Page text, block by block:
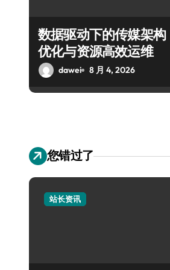
数据驱动下的传媒架构
优化与资源高效运维
dawei 8 月 4, 2026
您错过了
站长资讯